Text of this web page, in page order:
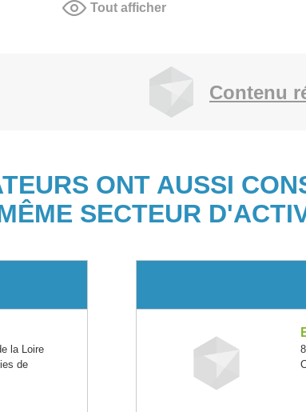
Tout afficher
Contenu
ONT AUSSI
SECTEUR
la Loire
de